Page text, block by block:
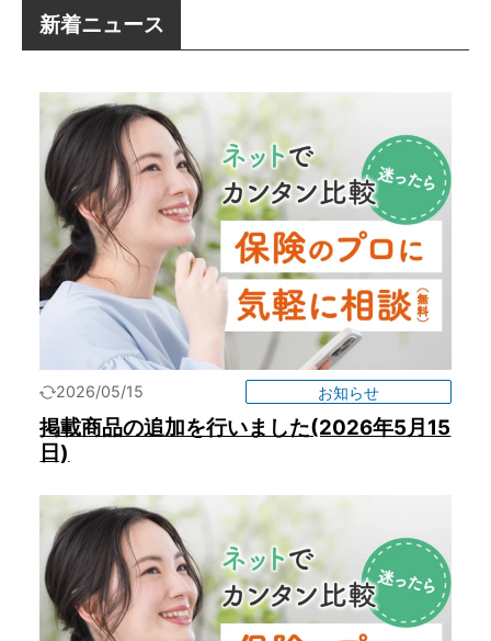
新着ニュース
2026/05/15 お知らせ
掲載商品の追加を行いました(2026年5月15
日)